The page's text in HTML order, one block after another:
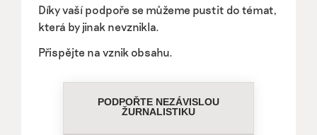
Díky vaší podpoře se můžeme pustit do témat,
která by jinak nevznikla.
Přispějte na vznik obsahu.